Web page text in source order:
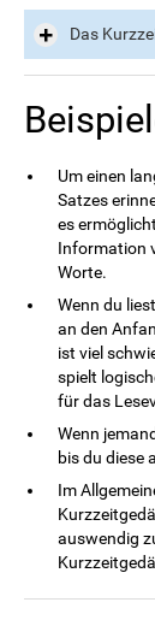
Das
Um einen
Satzes
es
Information
Worte.
Wenn du
an den
ist viel
spielt
für das
Wenn
bis du diese
Im
auswendig